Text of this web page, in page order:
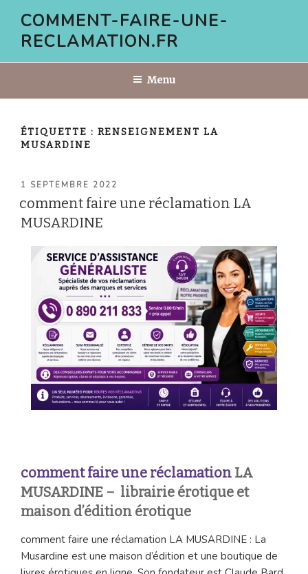
contenu
COMMENT-FAIRE-UNE-
RECLAMATION.FR
Menu
ÉTIQUETTE : RENSEIGNEMENT LA
MUSARDINE
PUBLIÉ
1 SEPTEMBRE 2022
comment faire une réclamation LA
MUSARDINE
comment faire une réclamation LA
MUSARDINE – librairie érotique et
maison d’édition érotique
comment faire une réclamation LA MUSARDINE : La
Musardine est une maison d’édition et une boutique de